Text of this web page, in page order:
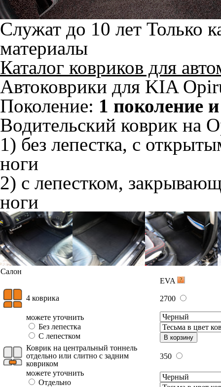
Служат до 10 лет Только
материалы
Каталог ковриков для
Автоковрики для KIA
Поколение: 1 поколение
Водительский коврик на
1) без лепестка, с
ноги
2) с лепестком,
ноги
Салон
EVA
4 коврика 2700
можете уточнить
Без лепестка
С лепестком
В корзину
Коврик на центральный тоннель
отдельно или слитно с задним
ковриком
350
можете уточнить
Отдельно